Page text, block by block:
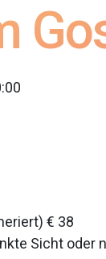
€ 38
Sicht oder